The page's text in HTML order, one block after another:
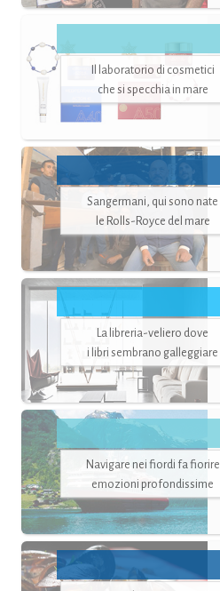
Il laboratorio di cosmetici
che si specchia in mare
Sangermani, qui sono nate
le Rolls-Royce del mare
La libreria-veliero dove
i libri sembrano galleggiare
Navigare nei fiordi fa fiorire
emozioni profondissime